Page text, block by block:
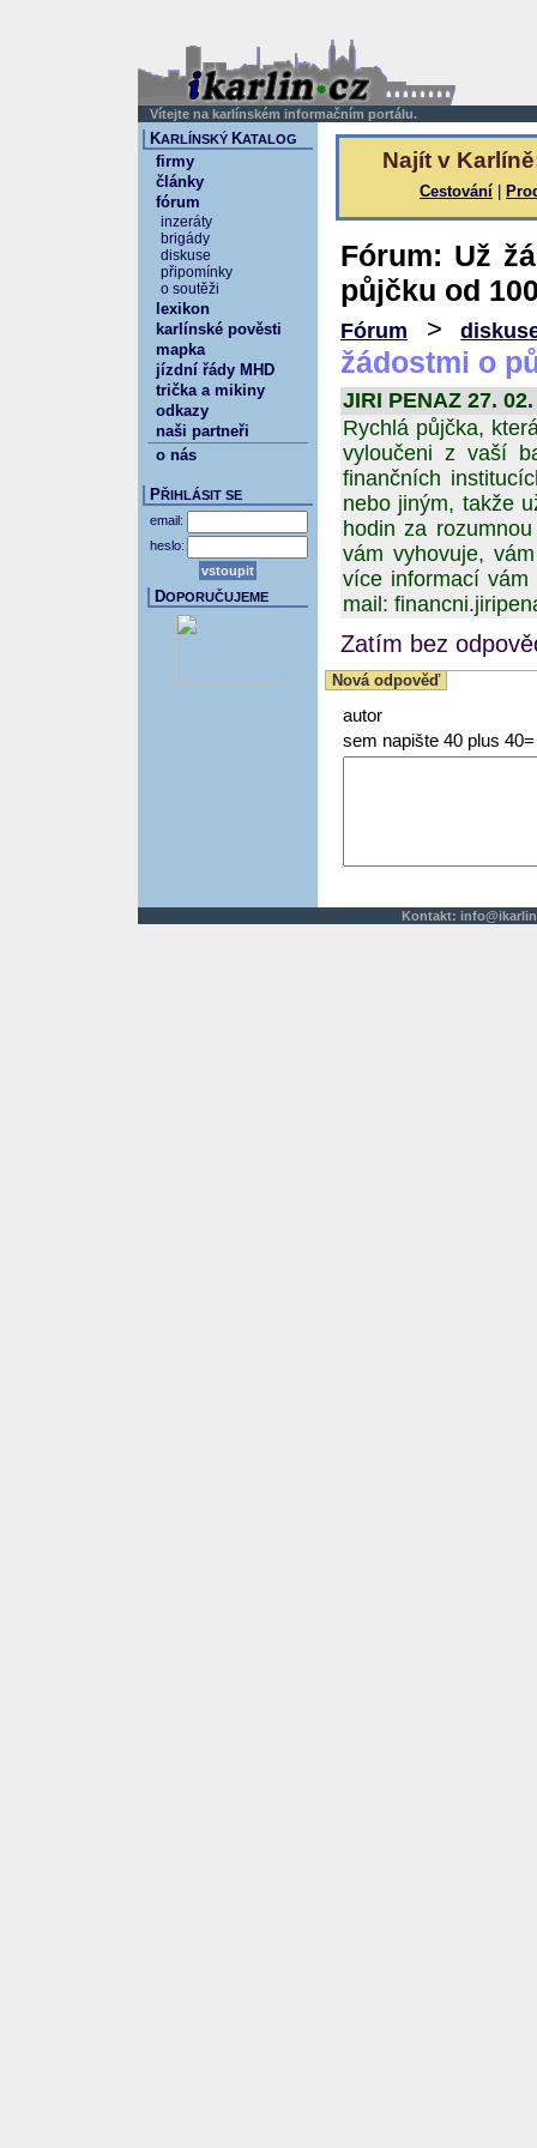
Vítejte na karlínském informačním portálu.
Najít v
Cestování
Fórum: Už
půjčku od
Fórum >
žádostmi o
JIRI PENAZ 27.
Rychlá půjčka,
vyloučeni z vaší
finančních
nebo jiným, takže
hodin za
vám vyhovuje,
více informací vám
mail:
Zatím bez
Nová odpověď
autor
sem napište 40 plus 40=
KARLÍNSKÝ KATALOG
firmy
články
fórum
inzeráty
brigády
diskuse
připomínky
o soutěži
lexikon
karlínské pověsti
mapka
jízdní řády MHD
trička a mikiny
odkazy
naši partneři
o nás
PŘIHLÁSIT SE
email:
heslo:
DOPORUČUJEME
Kontakt: